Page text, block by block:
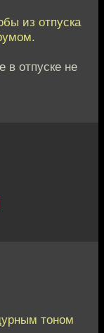
из отпуска
в отпуске не
тоном